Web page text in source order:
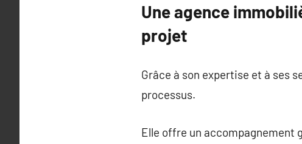
Une agence
projet
Grâce à son expertise et à ses
processus.
Elle offre un accompagnement